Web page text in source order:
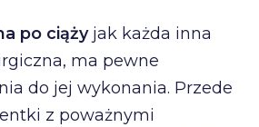
po ciąży jak każda inna
ma pewne
do jej wykonania. Przede
z poważnymi